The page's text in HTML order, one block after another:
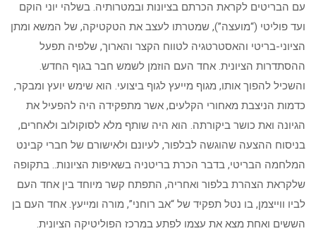
עם הבריטים לקראת הכרתם בציונות ובמטרותיה. בשלהי יוני הוקם
ועד פוליטי (“מועצה”), שמטרתו לעצב את הטקטיקה, של המשא ומתן
הציוני-בריטי והאסטרטגיה לטווח הקצר והארוך, שלפיה תפעל
ההסתדרות הציונית. אחד העם הוזמן לשמש חבר בגוף החדש.
והשכיל להפוך אותו, מגוף מייעץ לגוף ביצועי. הוא שימש יועץ ומבקר,
כדמות הניצבת מאחורי הקלעים, אשר מתפקידה היה להפעיל את
הגיונה ואת כושר ביקורתה. הוא היה שותף מלא לסוקולוב ולאחרים,
בניסוח ההצעה שהוגשה לבלפור, לעיונם ולאישורם של חברי קבינט
המלחמה הבריטי, בדבר הכרת בריטניה בשאיפות הציונות.. בתקופה
שלקראת הצהרת בלפור ואחריה, התפתח קשר מיוחד בין אחד העם
לביו ווייצמן, בו נטל תפקיד של “אב רוחני”, מורה ומייעץ. אחד העם בן
הששים ואחת מצא את עצמו לפתע במרכז הפוליטיקה הציונית.